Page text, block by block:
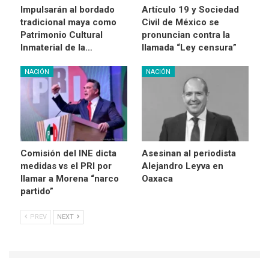
Impulsarán al bordado
tradicional maya como
Patrimonio Cultural
Inmaterial de la…
Artículo 19 y Sociedad
Civil de México se
pronuncian contra la
llamada “Ley censura”
NACIÓN
Comisión del INE dicta
medidas vs el PRI por
llamar a Morena “narco
partido”
NACIÓN
Asesinan al periodista
Alejandro Leyva en
Oaxaca
PREV NEXT